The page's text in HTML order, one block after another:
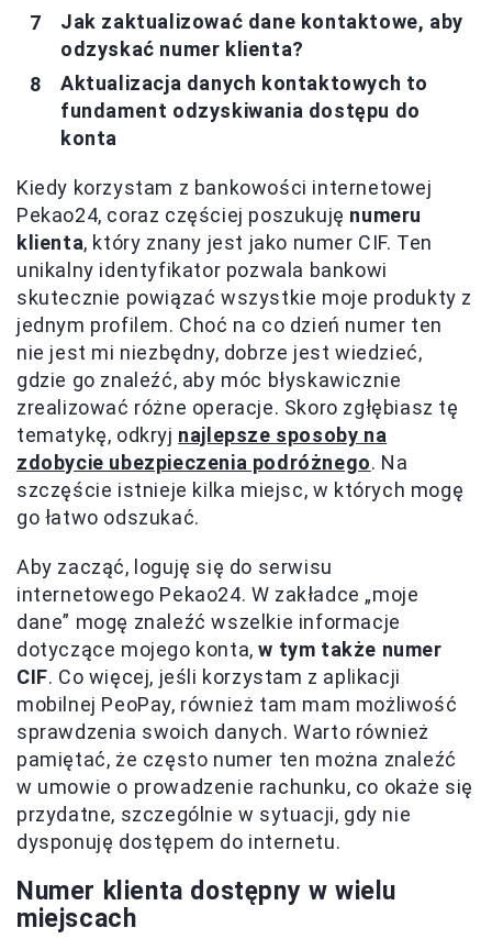
Jak zaktualizować dane kontaktowe, aby
odzyskać numer klienta?
Aktualizacja danych kontaktowych to
fundament odzyskiwania dostępu do
konta
Kiedy korzystam z bankowości internetowej
Pekao24, coraz częściej poszukuję numeru
klienta, który znany jest jako numer CIF. Ten
unikalny identyfikator pozwala bankowi
skutecznie powiązać wszystkie moje produkty z
jednym profilem. Choć na co dzień numer ten
nie jest mi niezbędny, dobrze jest wiedzieć,
gdzie go znaleźć, aby móc błyskawicznie
zrealizować różne operacje. Skoro zgłębiasz tę
tematykę, odkryj najlepsze sposoby na
zdobycie ubezpieczenia podróżnego. Na
szczęście istnieje kilka miejsc, w których mogę
go łatwo odszukać.
Aby zacząć, loguję się do serwisu
internetowego Pekao24. W zakładce „moje
dane” mogę znaleźć wszelkie informacje
dotyczące mojego konta,w tym także numer
CIF. Co więcej, jeśli korzystam z aplikacji
mobilnej PeoPay, również tam mam możliwość
sprawdzenia swoich danych. Warto również
pamiętać, że często numer ten można znaleźć
w umowie o prowadzenie rachunku, co okaże się
przydatne, szczególnie w sytuacji, gdy nie
dysponuję dostępem do internetu.
Numer klienta dostępny w wielu
miejscach